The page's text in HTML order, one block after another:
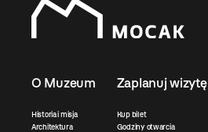
O Muzeum
Historia i misja
Architektura
Zaplanuj wizytę
Kup bilet
Godziny otwarcia